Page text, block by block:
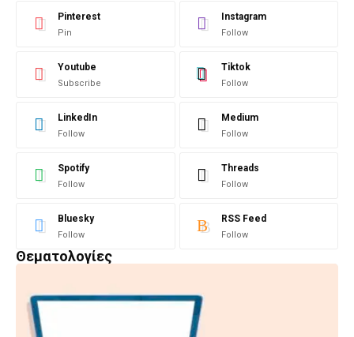
Pinterest
Pin
Instagram
Follow
Youtube
Subscribe
Tiktok
Follow
LinkedIn
Follow
Medium
Follow
Spotify
Follow
Threads
Follow
Bluesky
Follow
RSS Feed
Follow
Θεματολογίες